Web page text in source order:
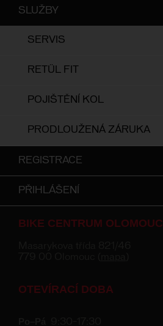
SLUŽBY
SERVIS
RETÜL FIT
POJIŠTĚNÍ KOL
PRODLOUŽENÁ ZÁRUKA
REGISTRACE
PŘIHLÁŠENÍ
BIKE CENTRUM OLOMOUC
OTEVÍRACÍ DOBA